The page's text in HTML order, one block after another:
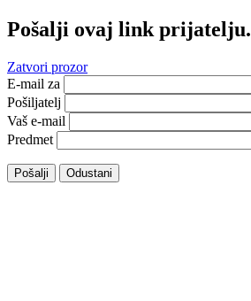
Pošalji ovaj link prijatelju.
Zatvori prozor
E-mail za
Pošiljatelj
Vaš e-mail
Predmet
Pošalji Odustani